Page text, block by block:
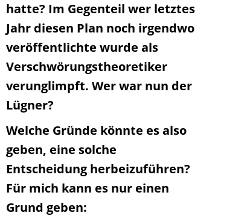
hatte? Im Gegenteil wer letztes
Jahr diesen Plan noch irgendwo
veröffentlichte wurde als
Verschwörungstheoretiker
verunglimpft. Wer war nun der
Lügner?
Welche Gründe könnte es also
geben, eine solche
Entscheidung herbeizuführen?
Für mich kann es nur einen
Grund geben: